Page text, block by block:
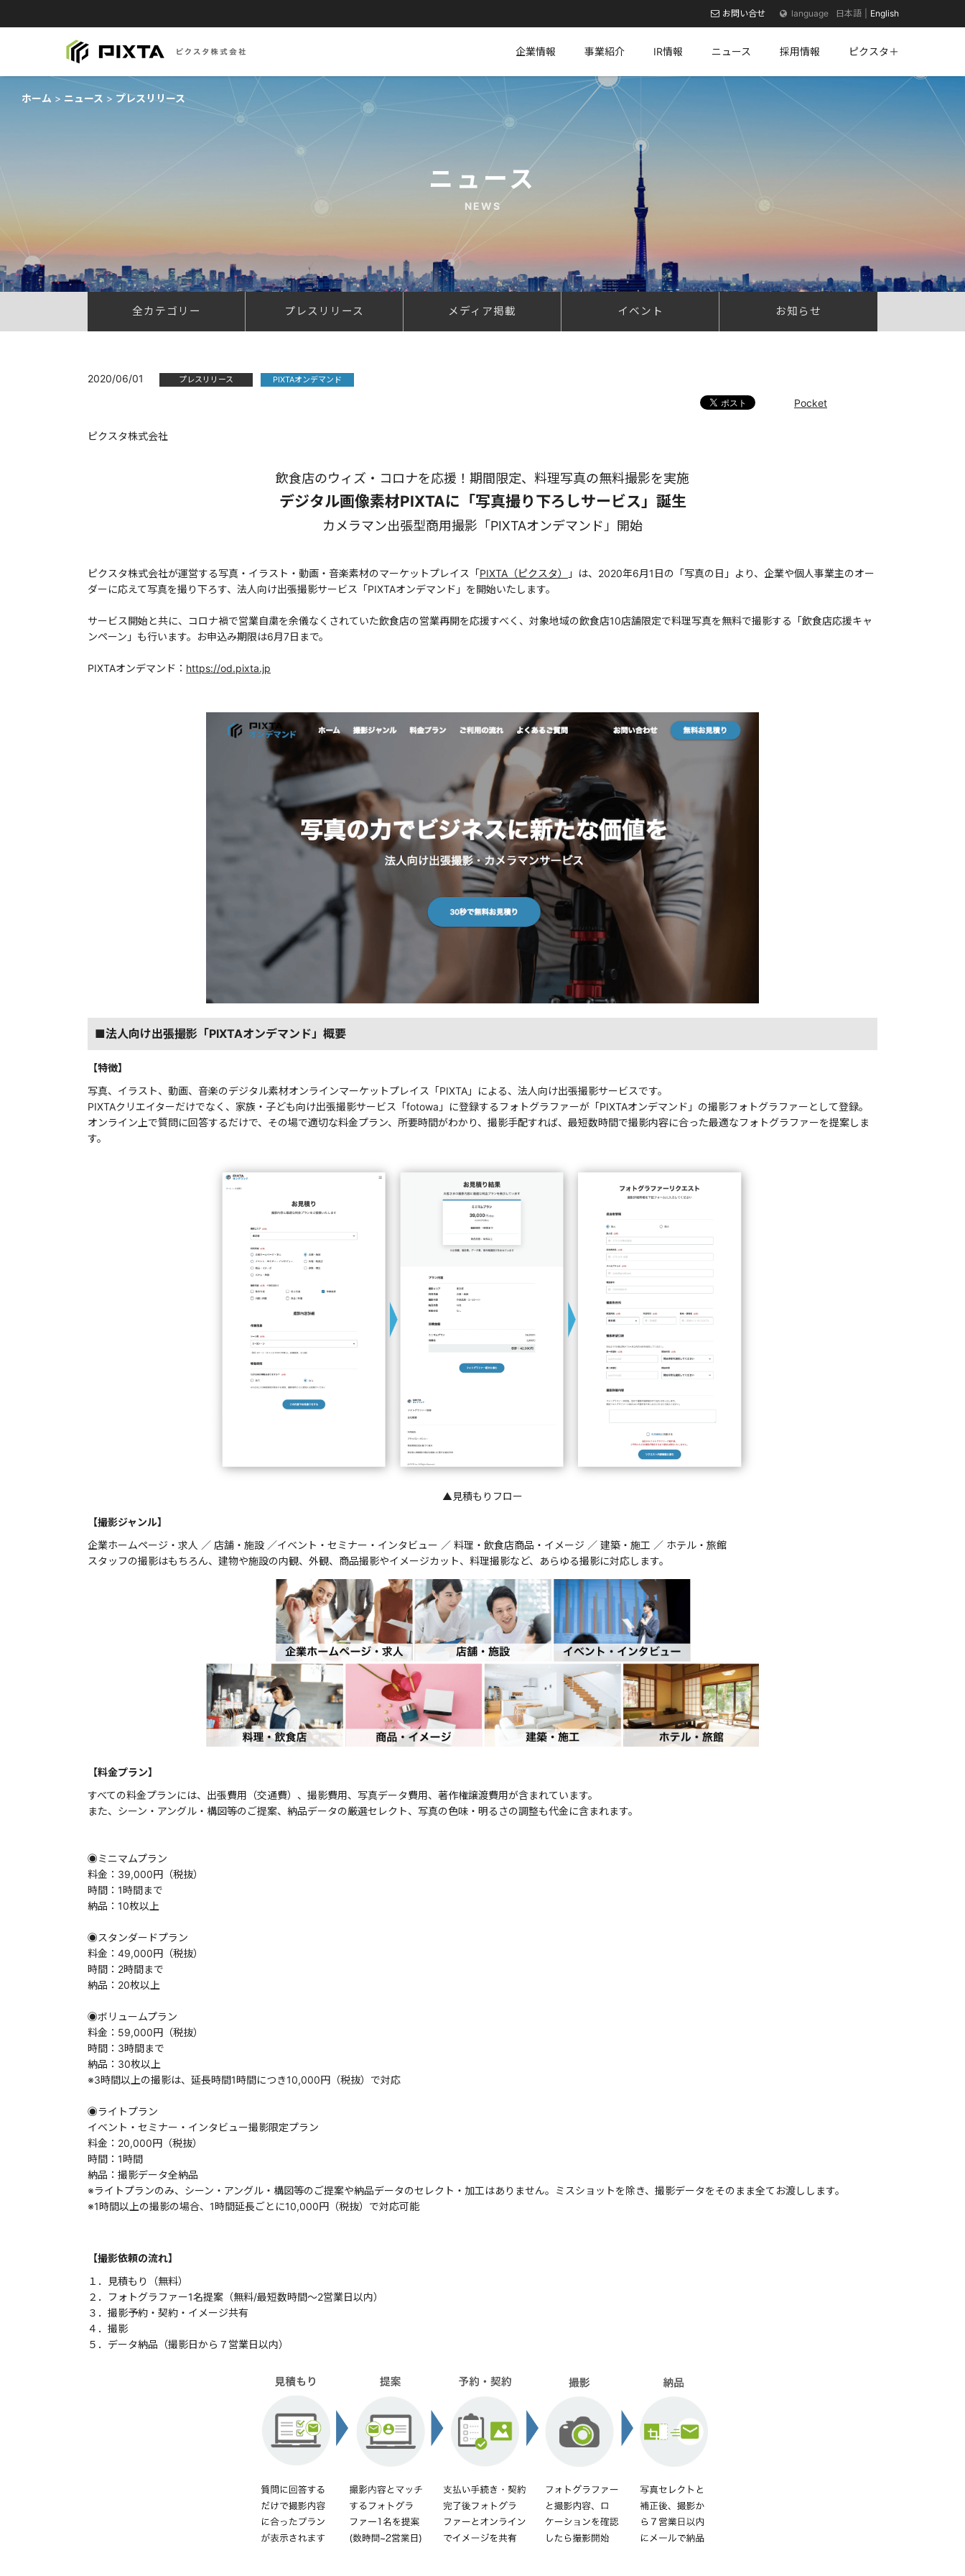
企業情報 事業紹介 IR情報 ニュース 採用情報 ピクスタ＋
お問い合せ 日本語 English
ホーム ニュース プレスリリース
ニュース
NEWS
全カテゴリー プレスリリース メディア掲載 イベント お知らせ
2020/06/01 プレスリリース PIXTAオンデマンド
Pocket
ピクスタ株式会社
飲食店のウィズ・コロナを応援！期間限定、料理写真の無料撮影を実施
デジタル画像素材PIXTAに「写真撮り下ろしサービス」誕生
カメラマン出張型商用撮影「PIXTAオンデマンド」開始
ピクスタ株式会社が運営する写真・イラスト・動画・音楽素材のマーケットプレイス「PIXTA（ピクスタ）
」は、2020年6月1日の「写真の日」より、企業や個人事業主のオー
ダーに応えて写真を撮り下ろす、法人向け出張撮影サービス「PIXTAオンデマンド」を開始いたします。
サービス開始と共に、コロナ禍で営業自粛を余儀なくされていた飲食店の営業再開を応援すべく、対象地域の飲食店10店舗限定で料理写真を無料で撮影する「飲食店応援キャ
ンペーン」も行います。お申込み期限は6月7日まで。
PIXTAオンデマンド： https://od.pixta.jp
■法人向け出張撮影「PIXTAオンデマンド」概要
【特徴】
写真、イラスト、動画、音楽のデジタル素材オンラインマーケットプレイス「PIXTA」による、法人向け出張撮影サービスです。
PIXTAクリエイターだけでなく、家族・子ども向け出張撮影サービス「fotowa」に登録するフォトグラファーが「PIXTAオンデマンド」の撮影フォトグラファーとして登録。
オンライン上で質問に回答するだけで、その場で適切な料金プラン、所要時間がわかり、撮影手配すれば、最短数時間で撮影内容に合った最適なフォトグラファーを提案しま
す。
▲見積もりフロー
【撮影ジャンル】
企業ホームページ・求人 ／ 店舗・施設 ／イベント・セミナー・インタビュー ／ 料理・飲食店商品・イメージ ／ 建築・施工 ／ ホテル・旅館
スタッフの撮影はもちろん、建物や施設の内観、外観、商品撮影やイメージカット、料理撮影など、あらゆる撮影に対応します。
【料金プラン】
すべての料金プランには、出張費用（交通費）、撮影費用、写真データ費用、著作権譲渡費用が含まれています。
また、シーン・アングル・構図等のご提案、納品データの厳選セレクト、写真の色味・明るさの調整も代金に含まれます。
◉ミニマムプラン
料金：39,000円（税抜）
時間：1時間まで
納品：10枚以上
◉スタンダードプラン
料金：49,000円（税抜）
時間：2時間まで
納品：20枚以上
◉ボリュームプラン
料金：59,000円（税抜）
時間：3時間まで
納品：30枚以上
※3時間以上の撮影は、延長時間1時間につき10,000円（税抜）で対応
◉ライトプラン
イベント・セミナー・インタビュー撮影限定プラン
料金：20,000円（税抜）
時間：1時間
納品：撮影データ全納品
※ライトプランのみ、シーン・アングル・構図等のご提案や納品データのセレクト・加工はありません。ミスショットを除き、撮影データをそのまま全てお渡しします。
※1時間以上の撮影の場合、1時間延長ごとに10,000円（税抜）で対応可能
【撮影依頼の流れ】
１．見積もり（無料）
２．フォトグラファー1名提案（無料/最短数時間〜2営業日以内）
３．撮影予約・契約・イメージ共有
４．撮影
５．データ納品（撮影日から７営業日以内）